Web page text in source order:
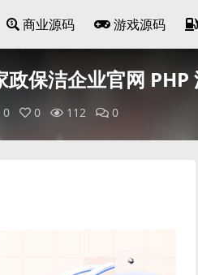
商业源码 游戏源码
保洁企业官网 PHP
0 0 112 0